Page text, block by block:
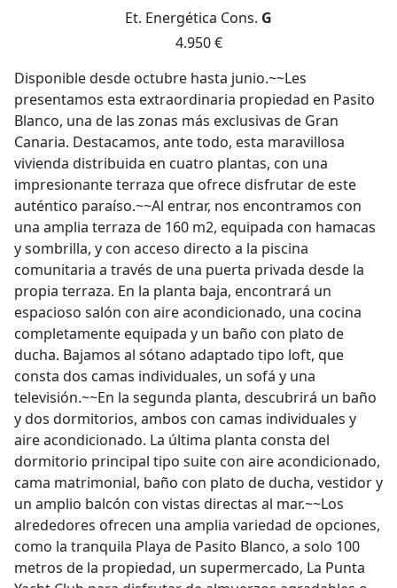
Et. Energética Cons. G
4.950 €
Disponible desde octubre hasta junio.~~Les
presentamos esta extraordinaria propiedad en Pasito
Blanco, una de las zonas más exclusivas de Gran
Canaria. Destacamos, ante todo, esta maravillosa
vivienda distribuida en cuatro plantas, con una
impresionante terraza que ofrece disfrutar de este
auténtico paraíso.~~Al entrar, nos encontramos con
una amplia terraza de 160 m2, equipada con hamacas
y sombrilla, y con acceso directo a la piscina
comunitaria a través de una puerta privada desde la
propia terraza. En la planta baja, encontrará un
espacioso salón con aire acondicionado, una cocina
completamente equipada y un baño con plato de
ducha. Bajamos al sótano adaptado tipo loft, que
consta dos camas individuales, un sofá y una
televisión.~~En la segunda planta, descubrirá un baño
y dos dormitorios, ambos con camas individuales y
aire acondicionado. La última planta consta del
dormitorio principal tipo suite con aire acondicionado,
cama matrimonial, baño con plato de ducha, vestidor y
un amplio balcón con vistas directas al mar.~~Los
alrededores ofrecen una amplia variedad de opciones,
como la tranquila Playa de Pasito Blanco, a solo 100
metros de la propiedad, un supermercado, La Punta